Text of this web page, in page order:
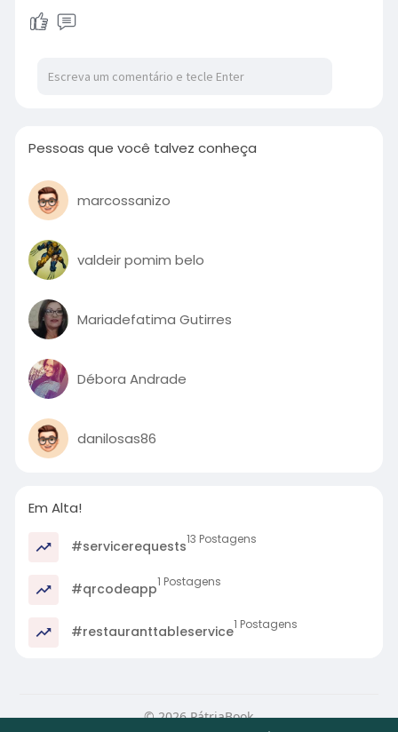
Pessoas que você talvez conheça
marcossanizo
valdeir pomim belo
Mariadefatima Gutirres
Débora Andrade
danilosas86
Em Alta!
#servicerequests13 Postagens
#qrcodeapp1 Postagens
#restauranttableservice1 Postagens
© 2026 PátriaBook